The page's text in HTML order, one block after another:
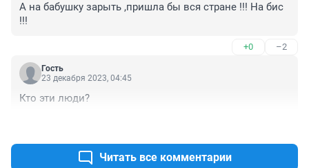
А на бабушку зарыть ,пришла бы вся стране !!! На бис
!!!
+0 –2
Гость
23 декабря 2023, 04:45
Кто эти люди?
Читать все комментарии